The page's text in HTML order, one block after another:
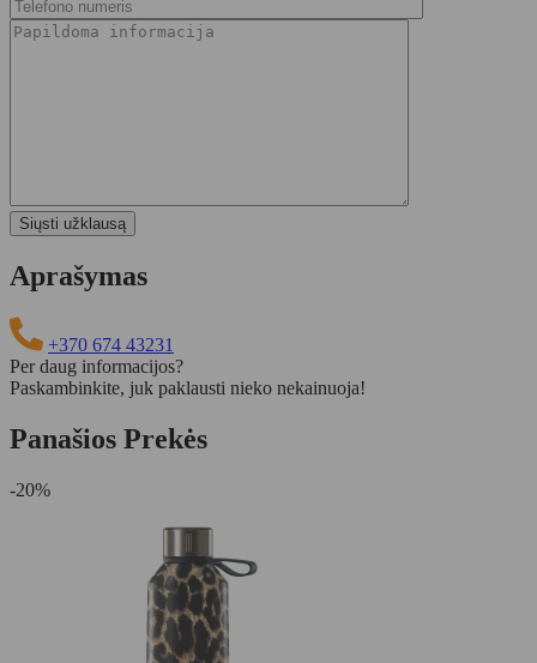
Aprašymas
+370 674 43231
Per daug informacijos?
Paskambinkite, juk paklausti nieko nekainuoja!
Panašios Prekės
-20%